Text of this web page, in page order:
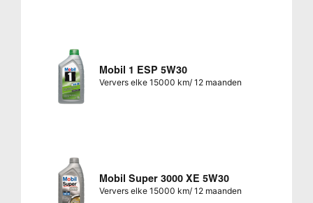
Mobil 1 ESP 5W30
Ververs elke 15000 km/ 12 maanden
Mobil Super 3000 XE 5W30
Ververs elke 15000 km/ 12 maanden